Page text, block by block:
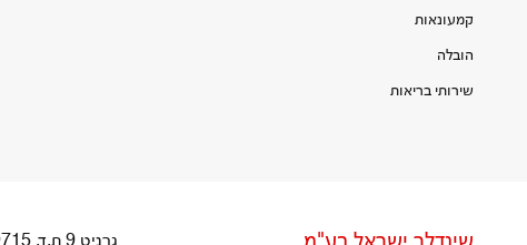
קמעונאות
הובלה
שירותי בריאות
גרניט 9 ת.ד. 9715